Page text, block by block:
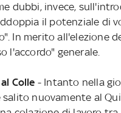
dubbi, invece,
il potenziale di
In merito all'elezione
l'accordo" generale.
Colle - Intanto nella
salito nuovamente al